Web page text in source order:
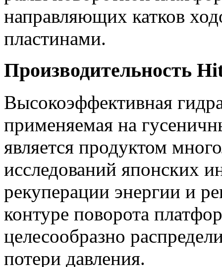
направляющих катков
пластинами.
Производительность
Высокоэффективная
применяемая на
является продуктом
исследований японских
рекуперации энергии и
контуре поворота
целесообразно
потери давления.